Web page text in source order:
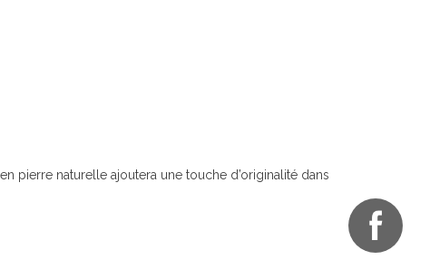
pierre naturelle ajoutera une touche d’originalité dans